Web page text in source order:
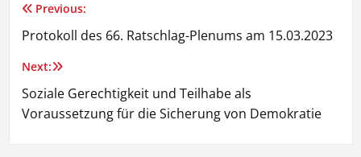
Beitragsnavigation
Previous:
Protokoll des 66. Ratschlag-Plenums am 15.03.2023
Next:
Soziale Gerechtigkeit und Teilhabe als
Voraussetzung für die Sicherung von Demokratie